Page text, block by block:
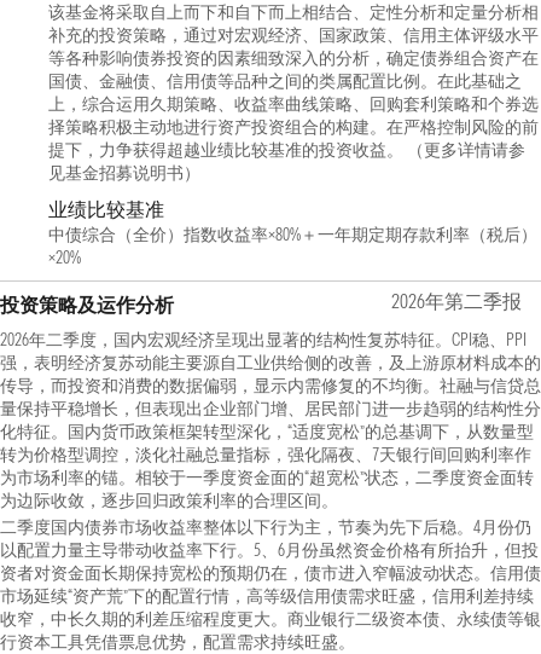
该基金将采取自上而下和自下而上相结合、定性分析和定量分析相
补充的投资策略，通过对宏观经济、国家政策、信用主体评级水平
等各种影响债券投资的因素细致深入的分析，确定债券组合资产在
国债、金融债、信用债等品种之间的类属配置比例。在此基础之
上，综合运用久期策略、收益率曲线策略、回购套利策略和个券选
择策略积极主动地进行资产投资组合的构建。在严格控制风险的前
提下，力争获得超越业绩比较基准的投资收益。 （更多详情请参
见基金招募说明书）
业绩比较基准
中债综合（全价）指数收益率×80%＋一年期定期存款利率（税后）
×20%
投资策略及运作分析 2026年第二季报
2026年二季度，国内宏观经济呈现出显著的结构性复苏特征。CPI稳、PPI
强，表明经济复苏动能主要源自工业供给侧的改善，及上游原材料成本的
传导，而投资和消费的数据偏弱，显示内需修复的不均衡。社融与信贷总
量保持平稳增长，但表现出企业部门增、居民部门进一步趋弱的结构性分
化特征。国内货币政策框架转型深化，“适度宽松”的总基调下，从数量型
转为价格型调控，淡化社融总量指标，强化隔夜、7天银行间回购利率作
为市场利率的锚。相较于一季度资金面的“超宽松”状态，二季度资金面转
为边际收敛，逐步回归政策利率的合理区间。
二季度国内债券市场收益率整体以下行为主，节奏为先下后稳。4月份仍
以配置力量主导带动收益率下行。5、6月份虽然资金价格有所抬升，但投
资者对资金面长期保持宽松的预期仍在，债市进入窄幅波动状态。信用债
市场延续“资产荒”下的配置行情，高等级信用债需求旺盛，信用利差持续
收窄，中长久期的利差压缩程度更大。商业银行二级资本债、永续债等银
行资本工具凭借票息优势，配置需求持续旺盛。